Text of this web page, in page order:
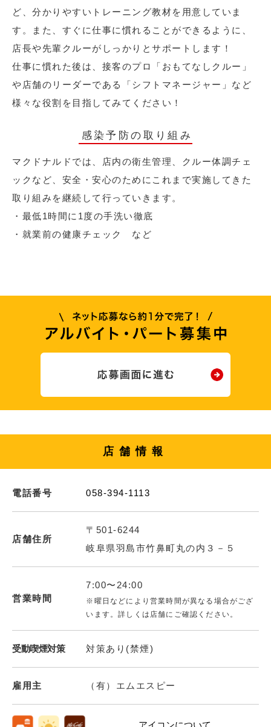
ど、分かりやすいトレーニング教材を用意していま
す。また、すぐに仕事に慣れることができるように、
店長や先輩クルーがしっかりとサポートします！
仕事に慣れた後は、接客のプロ「おもてなしクルー」
や店舗のリーダーである「シフトマネージャー」など
様々な役割を目指してみてください！
感染予防の取り組み
マクドナルドでは、店内の衛生管理、クルー体調チェ
ックなど、安全・安心のためにこれまで実施してきた
取り組みを継続して行っていきます。
・最低1時間に1度の手洗い徹底
・就業前の健康チェック など
店舗情報
電話番号 058-394-1113
店舗住所
〒501-6244
岐阜県羽島市竹鼻町丸の内３－５
営業時間
7:00〜24:00
※曜日などにより営業時間が異なる場合がござ
います。詳しくは店舗にご確認ください。
受動喫煙対策 対策あり(禁煙)
雇用主 （有）エムエスピー
アイコンについて